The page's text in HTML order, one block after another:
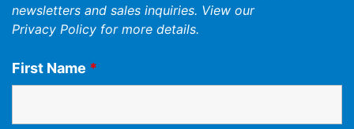
newsletters and sales inquiries. View our
Privacy Policy for more details.
First Name *